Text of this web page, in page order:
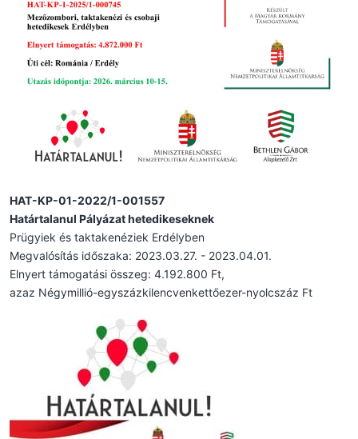
HAT-KP-01-2022/1-001557
Határtalanul Pályázat hetedikeseknek
Prügyiek és taktakenéziek Erdélyben
Megvalósítás időszaka: 2023.03.27. - 2023.04.01.
Elnyert támogatási összeg: 4.192.800 Ft,
azaz Négymillió-egyszázkilencvenkettőezer-nyolcszáz Ft